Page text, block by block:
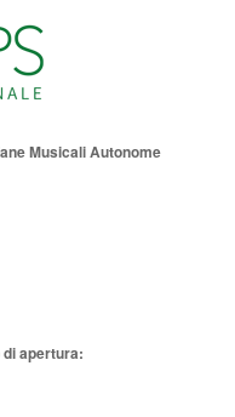
Musicali Autonome
apertura: